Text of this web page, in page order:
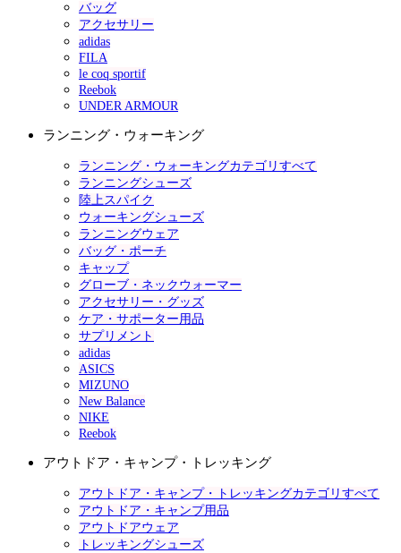
バッグ
アクセサリー
adidas
FILA
le coq sportif
Reebok
UNDER ARMOUR
ランニング・ウォーキング
ランニング・ウォーキングカテゴリすべて
ランニングシューズ
陸上スパイク
ウォーキングシューズ
ランニングウェア
バッグ・ポーチ
キャップ
グローブ・ネックウォーマー
アクセサリー・グッズ
ケア・サポーター用品
サプリメント
adidas
ASICS
MIZUNO
New Balance
NIKE
Reebok
アウトドア・キャンプ・トレッキング
アウトドア・キャンプ・トレッキングカテゴリすべて
アウトドア・キャンプ用品
アウトドアウェア
トレッキングシューズ